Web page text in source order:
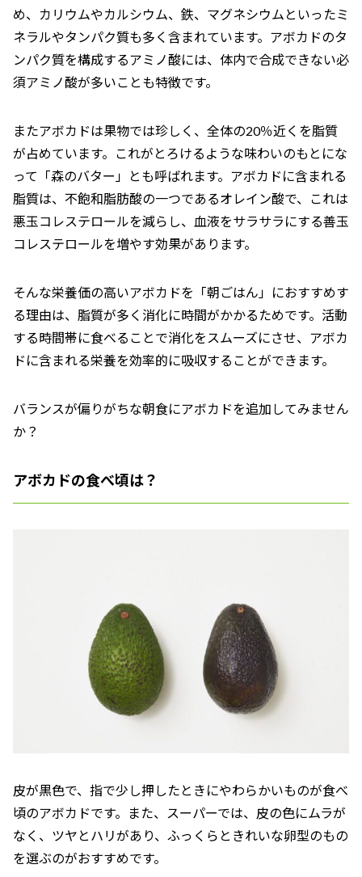
め、カリウムやカルシウム、鉄、マグネシウムといったミ
ネラルやタンパク質も多く含まれています。アボカドのタ
ンパク質を構成するアミノ酸には、体内で合成できない必
須アミノ酸が多いことも特徴です。
またアボカドは果物では珍しく、全体の20％近くを脂質
が占めています。これがとろけるような味わいのもとにな
って「森のバター」とも呼ばれます。アボカドに含まれる
脂質は、不飽和脂肪酸の一つであるオレイン酸で、これは
悪玉コレステロールを減らし、血液をサラサラにする善玉
コレステロールを増やす効果があります。
そんな栄養価の高いアボカドを「朝ごはん」におすすめす
る理由は、脂質が多く消化に時間がかかるためです。活動
する時間帯に食べることで消化をスムーズにさせ、アボカ
ドに含まれる栄養を効率的に吸収することができます。
バランスが偏りがちな朝食にアボカドを追加してみません
か？
アボカドの食べ頃は？
皮が黒色で、指で少し押したときにやわらかいものが食べ
頃のアボカドです。また、スーパーでは、皮の色にムラが
なく、ツヤとハリがあり、ふっくらときれいな卵型のもの
を選ぶのがおすすめです。